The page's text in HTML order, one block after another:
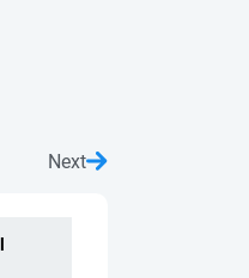
Next